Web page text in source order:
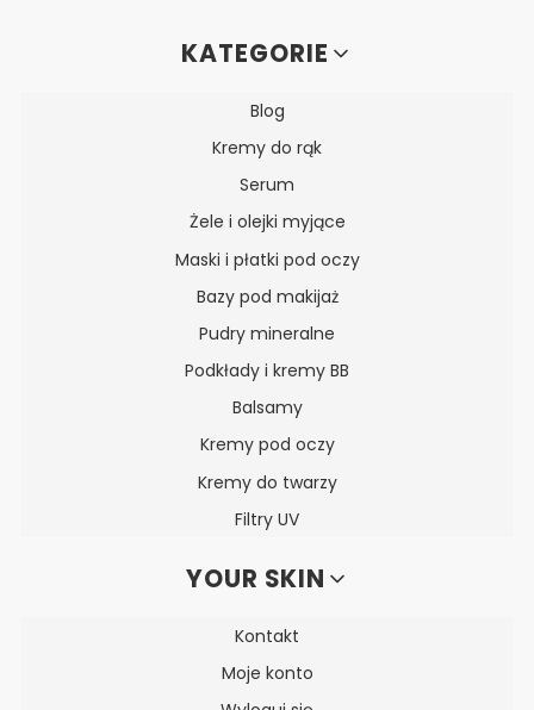
Linki w stopceKATEGORIE
Blog
Kremy do rąk
Serum
Żele i olejki myjące
Maski i płatki pod oczy
Bazy pod makijaż
Pudry mineralne
Podkłady i kremy BB
Balsamy
Kremy pod oczy
Kremy do twarzy
Filtry UV
YOUR SKIN
Kontakt
Moje konto